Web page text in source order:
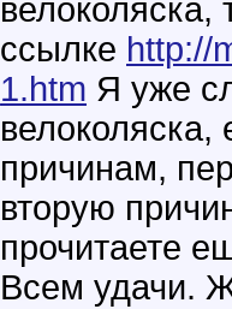
велоколяска,
ссылке http://
1.htm Я уже
причинам,
вторую
прочитаете
Всем удачи.